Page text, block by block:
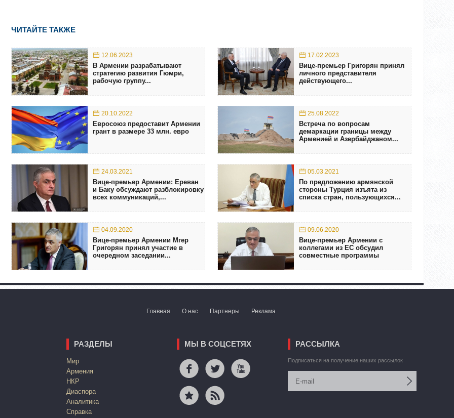
ЧИТАЙТЕ ТАКЖЕ
12.06.2023
В Армении разрабатывают
стратегию развития Гюмри,
рабочую группу...
17.02.2023
Вице-премьер Григорян принял
личного представителя
действующего...
20.10.2022
Евросоюз предоставит Армении
грант в размере 33 млн. евро
25.08.2022
Встреча по вопросам
демаркации границы между
Арменией и Азербайджаном...
24.03.2021
Вице-премьер Армении: Ереван
и Баку обсуждают разблокировку
всех коммуникаций,...
05.03.2021
По предложению армянской
стороны Турция изъята из
списка стран, пользующихся...
04.09.2020
Вице-премьер Армении Мгер
Григорян принял участие в
очередном заседании...
09.06.2020
Вице-премьер Армении с
коллегами из ЕС обсудил
совместные программы
Главная О нас Партнеры Реклама
РАЗДЕЛЫ
Mир
Армения
НКР
Диаспора
Аналитика
Справка
МЫ В СОЦСЕТЯХ РАССЫЛКА
Подписаться на получение наших рассылок